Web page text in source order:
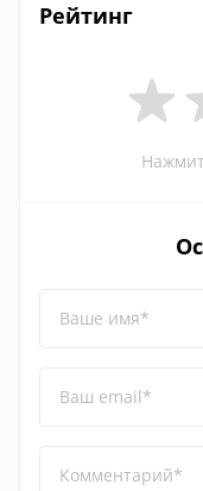
Рейтинг
Ваше имя*
Ваш email*
Комментарий*